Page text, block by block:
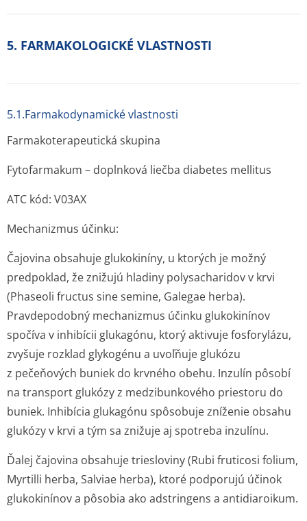
5. FARMAKOLOGICKÉ VLASTNOSTI
5.1.Farmakodynamické vlastnosti
Farmakoterape­utická skupina
Fytofarmakum – doplnková liečba diabetes mellitus
ATC kód: V03AX
Mechanizmus účinku:
Čajovina obsahuje glukokiníny, u ktorých je možný
predpoklad, že znižujú hladiny polysacharidov v krvi
(Phaseoli fructus sine semine, Galegae herba).
Pravdepodobný mechanizmus účinku glukokinínov
spočíva v inhibícii glukagónu, ktorý aktivuje fosforylázu,
zvyšuje rozklad glykogénu a uvoľňuje glukózu
z pečeňových buniek do krvného obehu. Inzulín pôsobí
na transport glukózy z medzibunkového priestoru do
buniek. Inhibícia glukagónu spôsobuje zníženie obsahu
glukózy v krvi a tým sa znižuje aj spotreba inzulínu.
Ďalej čajovina obsahuje triesloviny (Rubi fruticosi folium,
Myrtilli herba, Salviae herba), ktoré podporujú účinok
glukokinínov a pôsobia ako adstringens a antidiaroikum.